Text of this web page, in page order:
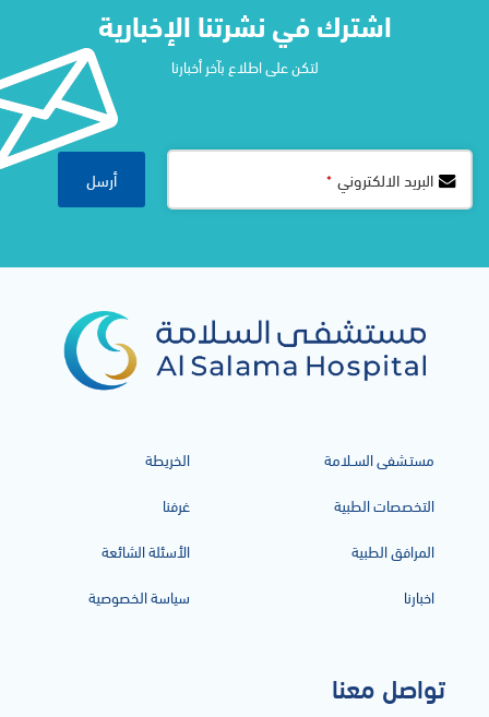
اشترك في نشرتنا الإخبارية​
لتكن على اطلاع بآخر أخبارنا
Website
URL
*
البريد الالكتروني * أرسل
مستـشفى السـلامة
التخصصات الطبية
المرافق الطبية
اخبارنا
الخريطة
غرفنا
الأسئلة الشائعة
سياسة الخصوصية
تواصل معنا